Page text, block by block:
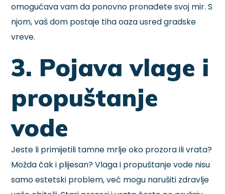
omogućava vam da ponovno pronađete svoj mir. S
njom, vaš dom postaje tiha oaza usred gradske
vreve.
3. Pojava vlage i
propuštanje
vode
Jeste li primijetili tamne mrlje oko prozora ili vrata?
Možda čak i plijesan? Vlaga i propuštanje vode nisu
samo estetski problem, već mogu narušiti zdravlje